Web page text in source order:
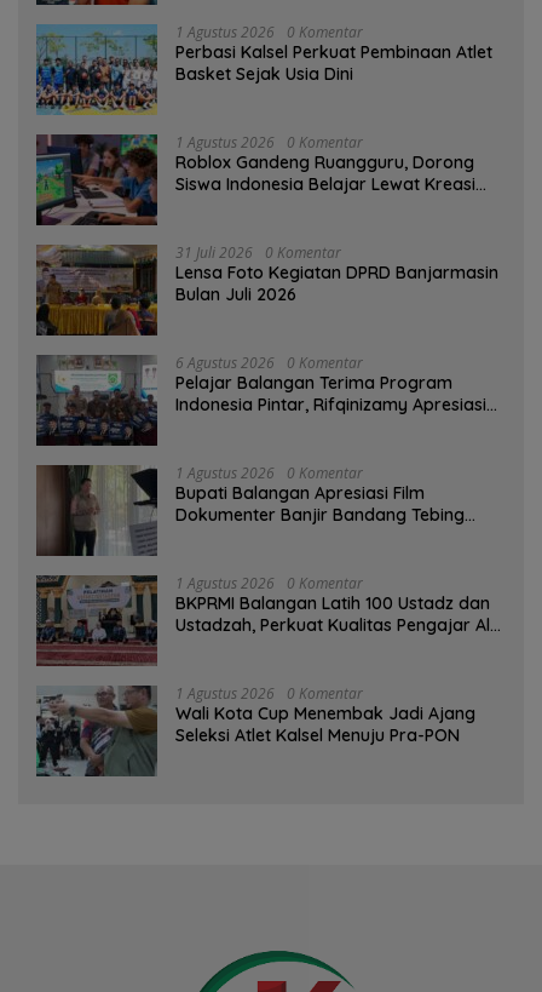
1 Agustus 2026 0 Komentar
Perbasi Kalsel Perkuat Pembinaan Atlet
Basket Sejak Usia Dini
1 Agustus 2026 0 Komentar
Roblox Gandeng Ruangguru, Dorong
Siswa Indonesia Belajar Lewat Kreasi
31 Juli 2026 0 Komentar
Lensa Foto Kegiatan DPRD Banjarmasin
Bulan Juli 2026
6 Agustus 2026 0 Komentar
Pelajar Balangan Terima Program
Indonesia Pintar, Rifqinizamy Apresiasi
1 Agustus 2026 0 Komentar
Bupati Balangan Apresiasi Film
Dokumenter Banjir Bandang Tebing
1 Agustus 2026 0 Komentar
BKPRMI Balangan Latih 100 Ustadz dan
Ustadzah, Perkuat Kualitas Pengajar Al-
1 Agustus 2026 0 Komentar
Wali Kota Cup Menembak Jadi Ajang
Seleksi Atlet Kalsel Menuju Pra-PON